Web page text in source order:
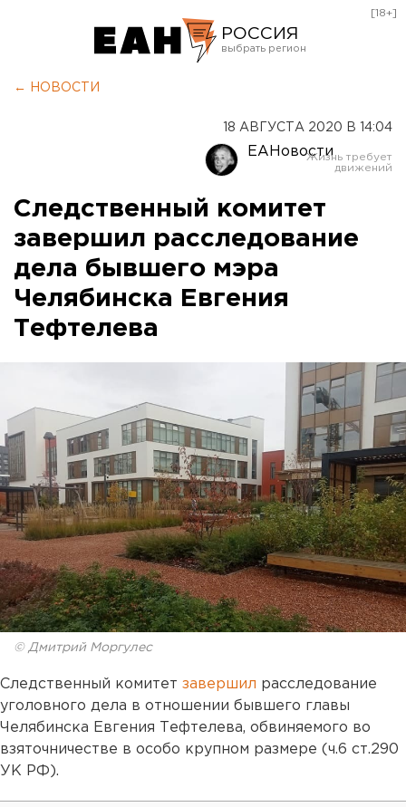
РОССИЯ
Оренбург
[18+]
← НОВОСТИ
18 АВГУСТА 2020 В 14:04
ЕАНовости
Следственный комитет
завершил расследование
дела бывшего мэра
Челябинска Евгения
Тефтелева
© Дмитрий Моргулес
Следственный комитет завершил расследование
уголовного дела в отношении бывшего главы
Челябинска Евгения Тефтелева, обвиняемого во
взяточничестве в особо крупном размере (ч.6 ст.290
УК РФ).